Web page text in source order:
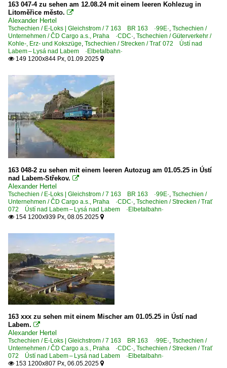
163 047-4 zu sehen am 12.08.24 mit einem leeren Kohlezug in
Litoměřice město. 
Alexander Hertel
Tschechien / E-Loks | Gleichstrom / 7 163 BR 163 ·99E·, Tschechien /
Unternehmen / ČD Cargo a.s., Praha ·CDC·, Tschechien / Güterverkehr /
Kohle-, Erz- und Kokszüge, Tschechien / Strecken / Trať 072 Ústí nad
Labem – Lysá nad Labem ·Elbetalbahn·
 149 1200x844 Px, 01.09.2025 
163 048-2 zu sehen mit einem leeren Autozug am 01.05.25 in Ústí
nad Labem-Střekov. 
Alexander Hertel
Tschechien / E-Loks | Gleichstrom / 7 163 BR 163 ·99E·, Tschechien /
Unternehmen / ČD Cargo a.s., Praha ·CDC·, Tschechien / Strecken / Trať
072 Ústí nad Labem – Lysá nad Labem ·Elbetalbahn·
 154 1200x939 Px, 08.05.2025 
163 xxx zu sehen mit einem Mischer am 01.05.25 in Ústí nad
Labem. 
Alexander Hertel
Tschechien / E-Loks | Gleichstrom / 7 163 BR 163 ·99E·, Tschechien /
Unternehmen / ČD Cargo a.s., Praha ·CDC·, Tschechien / Strecken / Trať
072 Ústí nad Labem – Lysá nad Labem ·Elbetalbahn·
 153 1200x807 Px, 06.05.2025 